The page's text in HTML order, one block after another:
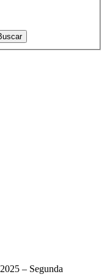
– Segunda